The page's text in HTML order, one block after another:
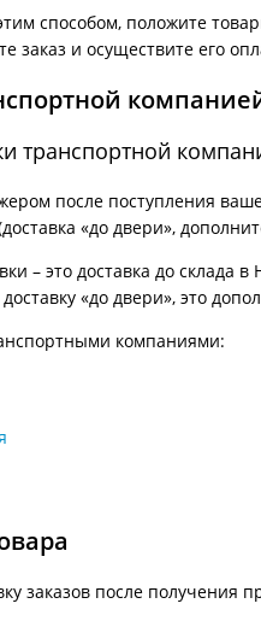
способом, положите
заказ и осуществите его
транспортной
после поступления
«до двери»,
– это доставка до склада
«до двери», это
компаниями:
заказов после получения